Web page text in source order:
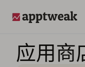
应用商